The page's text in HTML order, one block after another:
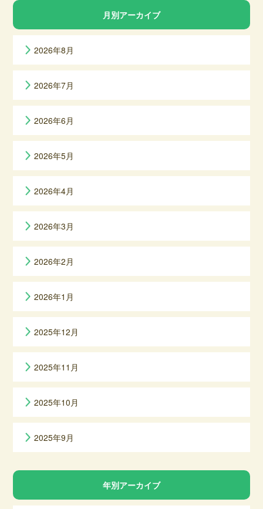
月別アーカイブ
2026年8月
2026年7月
2026年6月
2026年5月
2026年4月
2026年3月
2026年2月
2026年1月
2025年12月
2025年11月
2025年10月
2025年9月
年別アーカイブ